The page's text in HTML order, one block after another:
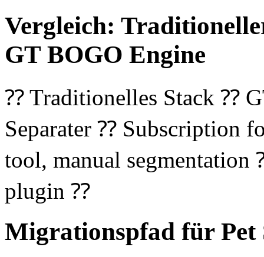
Vergleich:
GT BOGO Engine
⁇ Traditionelles Stack ⁇
Separater ⁇ Subscription
tool, manual
plugin ⁇
Migrationspfad für Pet